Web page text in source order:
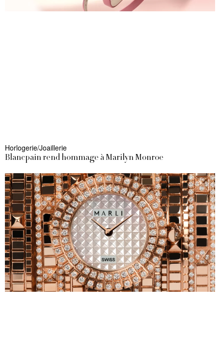
Horlogerie/Joaillerie
Blancpain rend hommage à Marilyn Monroe